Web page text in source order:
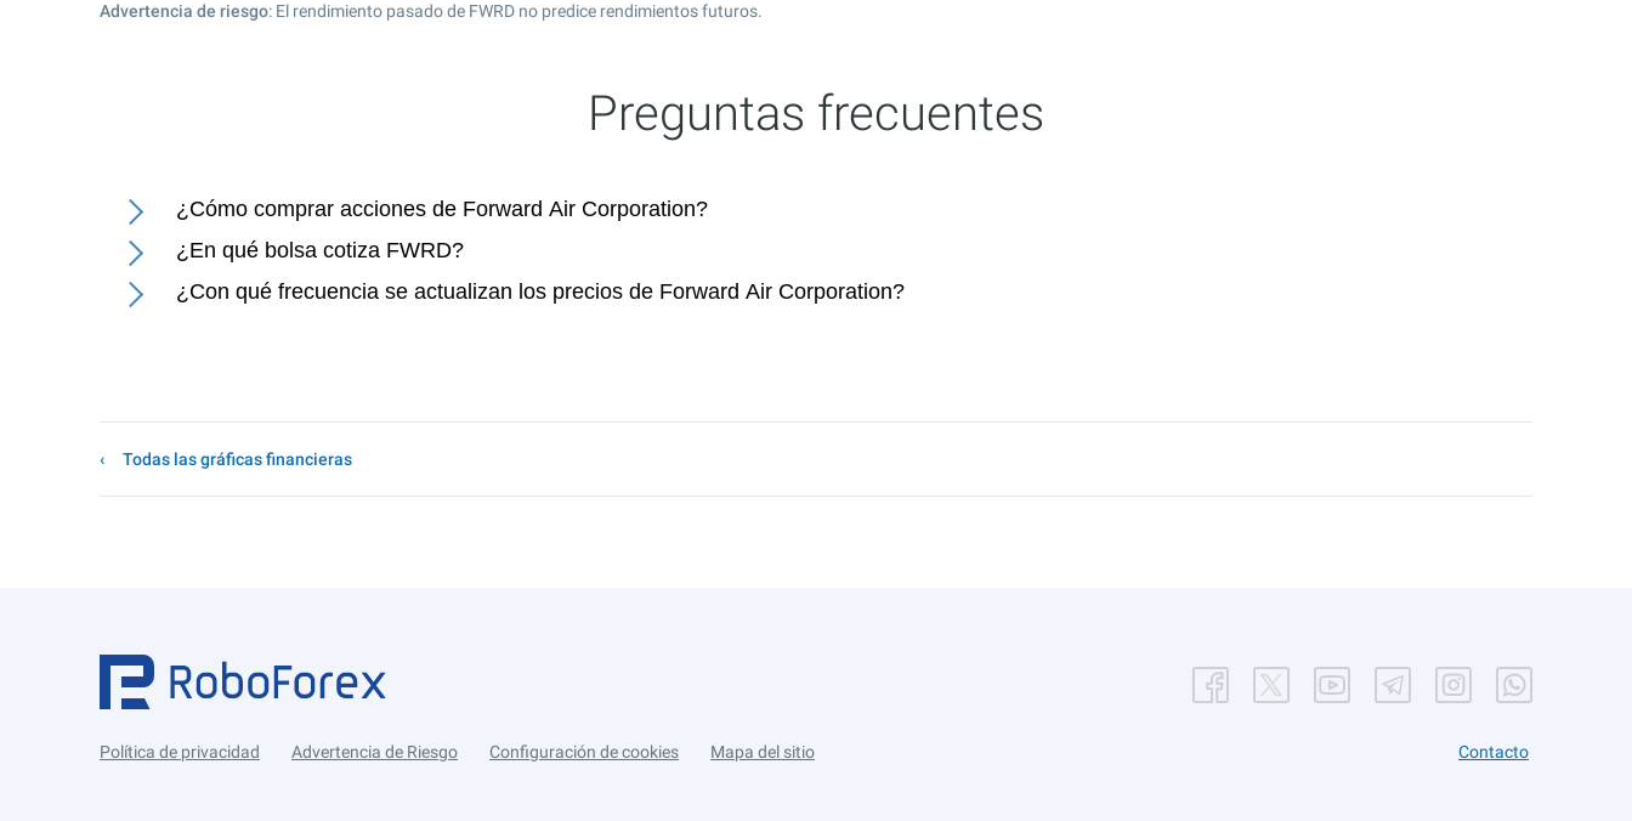
Advertencia de riesgo: El rendimiento pasado de FWRD no predice rendimientos futuros.
Preguntas frecuentes
¿Cómo comprar acciones de Forward Air Corporation?
¿En qué bolsa cotiza FWRD?
¿Con qué frecuencia se actualizan los precios de Forward Air Corporation?
Todas las gráficas financieras
Política de privacidad Advertencia de Riesgo Configuración de cookies Mapa del sitio Contacto